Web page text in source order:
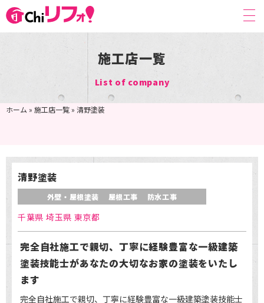
施工店ニュース
お知らせ
掲載希望の企業様へ
個人情報保護方針
施工店一覧
List of company
ホーム » 施工店一覧 » 清野塗装
清野塗装
外壁・屋根塗装 屋根工事 防水工事
千葉県 埼玉県 東京都
完全自社施工で親切、丁寧に経験豊富な一級建築
塗装技能士があなたの大切なお家の塗装をいたし
ます
完全自社施工で親切、丁寧に経験豊富な一級建築塗装技能士